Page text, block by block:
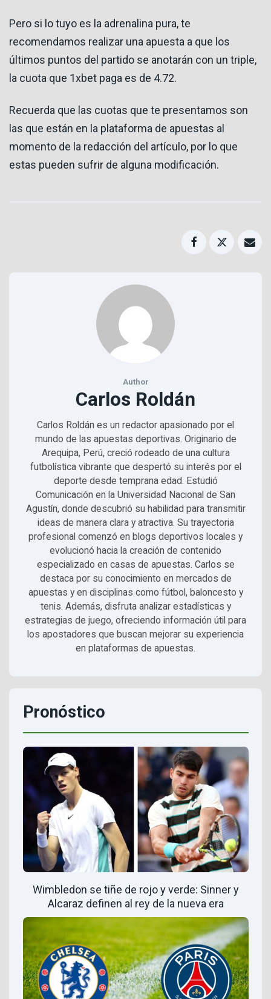
Pero si lo tuyo es la adrenalina pura, te
recomendamos realizar una apuesta a que los
últimos puntos del partido se anotarán con un triple,
la cuota que 1xbet paga es de 4.72.
Recuerda que las cuotas que te presentamos son
las que están en la plataforma de apuestas al
momento de la redacción del artículo, por lo que
estas pueden sufrir de alguna modificación.
Author
Carlos Roldán
Carlos Roldán es un redactor apasionado por el
mundo de las apuestas deportivas. Originario de
Arequipa, Perú, creció rodeado de una cultura
futbolística vibrante que despertó su interés por el
deporte desde temprana edad. Estudió
Comunicación en la Universidad Nacional de San
Agustín, donde descubrió su habilidad para transmitir
ideas de manera clara y atractiva. Su trayectoria
profesional comenzó en blogs deportivos locales y
evolucionó hacia la creación de contenido
especializado en casas de apuestas. Carlos se
destaca por su conocimiento en mercados de
apuestas y en disciplinas como fútbol, baloncesto y
tenis. Además, disfruta analizar estadísticas y
estrategias de juego, ofreciendo información útil para
los apostadores que buscan mejorar su experiencia
en plataformas de apuestas.
Pronóstico
Wimbledon se tiñe de rojo y verde: Sinner y
Alcaraz definen al rey de la nueva era